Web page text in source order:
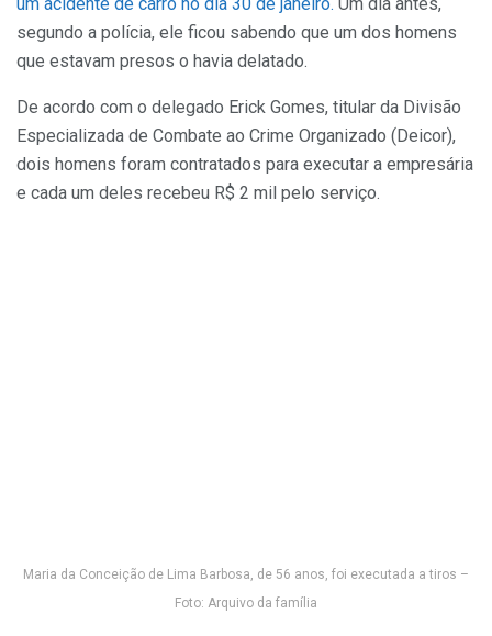
um acidente de carro no dia 30 de janeiro. Um dia antes,
segundo a polícia, ele ficou sabendo que um dos homens
que estavam presos o havia delatado.
De acordo com o delegado Erick Gomes, titular da Divisão
Especializada de Combate ao Crime Organizado (Deicor),
dois homens foram contratados para executar a empresária
e cada um deles recebeu R$ 2 mil pelo serviço.
Maria da Conceição de Lima Barbosa, de 56 anos, foi executada a tiros –
Foto: Arquivo da família